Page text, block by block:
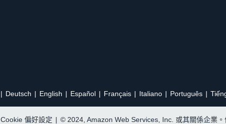
Deutsch English Español Français Italiano Português
Cookie 偏好設定 | © 2024, Amazon Web Services, Inc. 或其關係企業。